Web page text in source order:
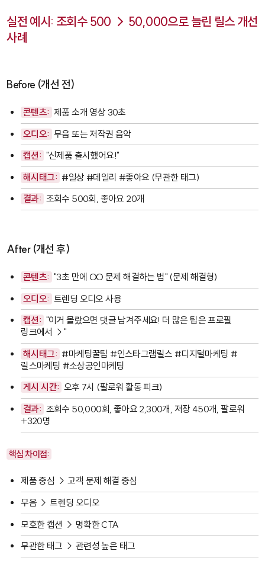
실전 예시: 조회수 500 → 50,000으로 늘린 릴스 개선
사례
Before (개선 전)
콘텐츠: 제품 소개 영상 30초
오디오: 무음 또는 저작권 음악
캡션: "신제품 출시했어요!"
해시태그: #일상 #데일리 #좋아요 (무관한 태그)
결과: 조회수 500회, 좋아요 20개
After (개선 후)
콘텐츠: "3초 만에 OO 문제 해결하는 법" (문제 해결형)
오디오: 트렌딩 오디오 사용
캡션: "이거 몰랐으면 댓글 남겨주세요! 더 많은 팁은 프로필
링크에서 →"
해시태그: #마케팅꿀팁 #인스타그램릴스 #디지털마케팅 #
릴스마케팅 #소상공인마케팅
게시 시간: 오후 7시 (팔로워 활동 피크)
결과: 조회수 50,000회, 좋아요 2,300개, 저장 450개, 팔로워
+320명
핵심 차이점:
제품 중심 → 고객 문제 해결 중심
무음 → 트렌딩 오디오
모호한 캡션 → 명확한 CTA
무관한 태그 → 관련성 높은 태그